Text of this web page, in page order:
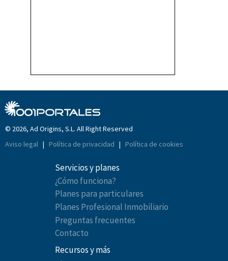
© 2026, Ad Origins, S.L. All Right Reserved
Aviso legal | Política de privacidad | Política de cookies
Servicios y planes
¿Cómo funciona?
Planes para particulares
Planes Profesional Inmobiliario
Preguntas frecuentes
Contacto
Recursos y más